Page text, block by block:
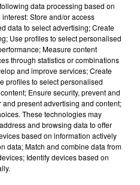
une plateforme populaire
non sophistiqués, est
des sources, d'abord
Crouzet, ancien
LCI. Parfois, certaines cibles
documents confidentiels,
en moyenne autour de
data processing based on
Store and/or access
data to select advertising; Create
Use profiles to select personalised
Measure content
through statistics or combinations
and improve services; Create
profiles to select personalised
Ensure security, prevent and
present advertising and content;
These technologies may
and browsing data to offer
based on information actively
data; Match and combine data from
Identify devices based on